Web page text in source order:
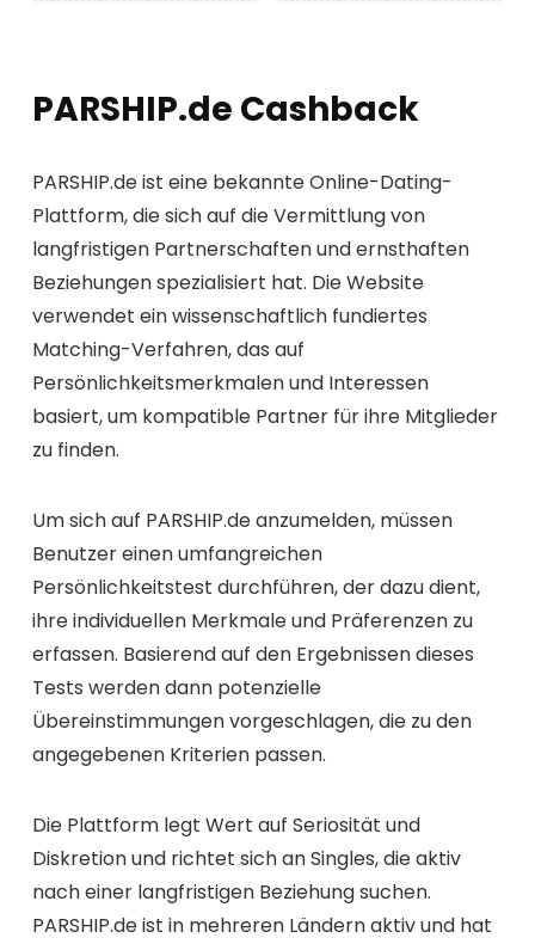
PARSHIP.de Cashback
PARSHIP.de ist eine bekannte Online-Dating-
Plattform, die sich auf die Vermittlung von
langfristigen Partnerschaften und ernsthaften
Beziehungen spezialisiert hat. Die Website
verwendet ein wissenschaftlich fundiertes
Matching-Verfahren, das auf
Persönlichkeitsmerkmalen und Interessen
basiert, um kompatible Partner für ihre Mitglieder
zu finden.
Um sich auf PARSHIP.de anzumelden, müssen
Benutzer einen umfangreichen
Persönlichkeitstest durchführen, der dazu dient,
ihre individuellen Merkmale und Präferenzen zu
erfassen. Basierend auf den Ergebnissen dieses
Tests werden dann potenzielle
Übereinstimmungen vorgeschlagen, die zu den
angegebenen Kriterien passen.
Die Plattform legt Wert auf Seriosität und
Diskretion und richtet sich an Singles, die aktiv
nach einer langfristigen Beziehung suchen.
PARSHIP.de ist in mehreren Ländern aktiv und hat